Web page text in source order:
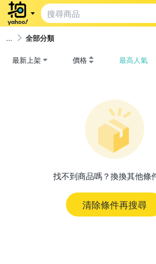
全部分類
最新上架 價格 最高人氣
找不到商品嗎？換換其他條
清除條件再搜尋